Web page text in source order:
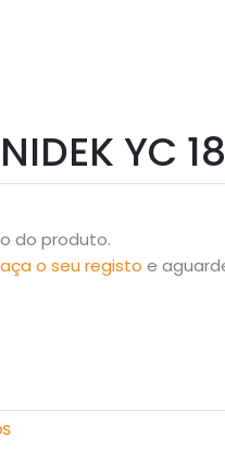
YC
do produto.
o seu registo e